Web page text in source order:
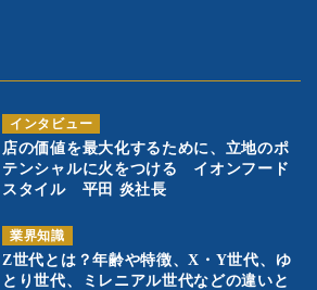
インタビュー
店の価値を最大化するために、立地のポ
テンシャルに火をつける イオンフード
スタイル 平田 炎社長
業界知識
Z世代とは？年齢や特徴、X・Y世代、ゆ
とり世代、ミレニアル世代などの違いと